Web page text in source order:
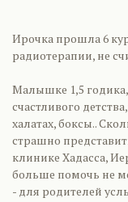
Ирочка прошла 6
радиотерапии, не
Малышке 1,5 годика,
счастливого
халатах, боксы..
страшно
клинике Хадасса,
больше помочь не
- для родителей